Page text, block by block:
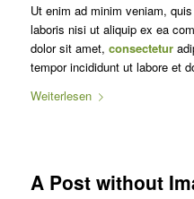
Ut enim ad minim veniam,
laboris nisi ut aliquip ex ea
dolor sit amet, consectetur
tempor incididunt ut labore et
Weiterlesen
A Post without